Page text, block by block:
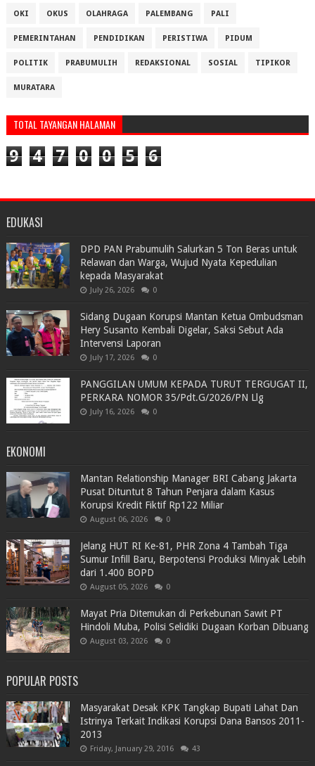
OKI OKUS OLAHRAGA PALEMBANG PALI
PEMERINTAHAN PENDIDIKAN PERISTIWA PIDUM
POLITIK PRABUMULIH REDAKSIONAL SOSIAL TIPIKOR
MURATARA
TOTAL TAYANGAN HALAMAN
9 4 7 0 0 5 6
EDUKASI
DPD PAN Prabumulih Salurkan 5 Ton Beras untuk
Relawan dan Warga, Wujud Nyata Kepedulian
kepada Masyarakat
July 26, 2026 0
Sidang Dugaan Korupsi Mantan Ketua Ombudsman
Hery Susanto Kembali Digelar, Saksi Sebut Ada
Intervensi Laporan
July 17, 2026 0
PANGGILAN UMUM KEPADA TURUT TERGUGAT II,
PERKARA NOMOR 35/Pdt.G/2026/PN Llg
July 16, 2026 0
EKONOMI
Mantan Relationship Manager BRI Cabang Jakarta
Pusat Dituntut 8 Tahun Penjara dalam Kasus
Korupsi Kredit Fiktif Rp122 Miliar
August 06, 2026 0
Jelang HUT RI Ke-81, PHR Zona 4 Tambah Tiga
Sumur Infill Baru, Berpotensi Produksi Minyak Lebih
dari 1.400 BOPD
August 05, 2026 0
Mayat Pria Ditemukan di Perkebunan Sawit PT
Hindoli Muba, Polisi Selidiki Dugaan Korban Dibuang
August 03, 2026 0
POPULAR POSTS
Masyarakat Desak KPK Tangkap Bupati Lahat Dan
Istrinya Terkait Indikasi Korupsi Dana Bansos 2011-
2013
Friday, January 29, 2016 43